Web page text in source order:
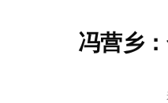
冯营乡